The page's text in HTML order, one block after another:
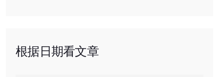
根据日期看文章